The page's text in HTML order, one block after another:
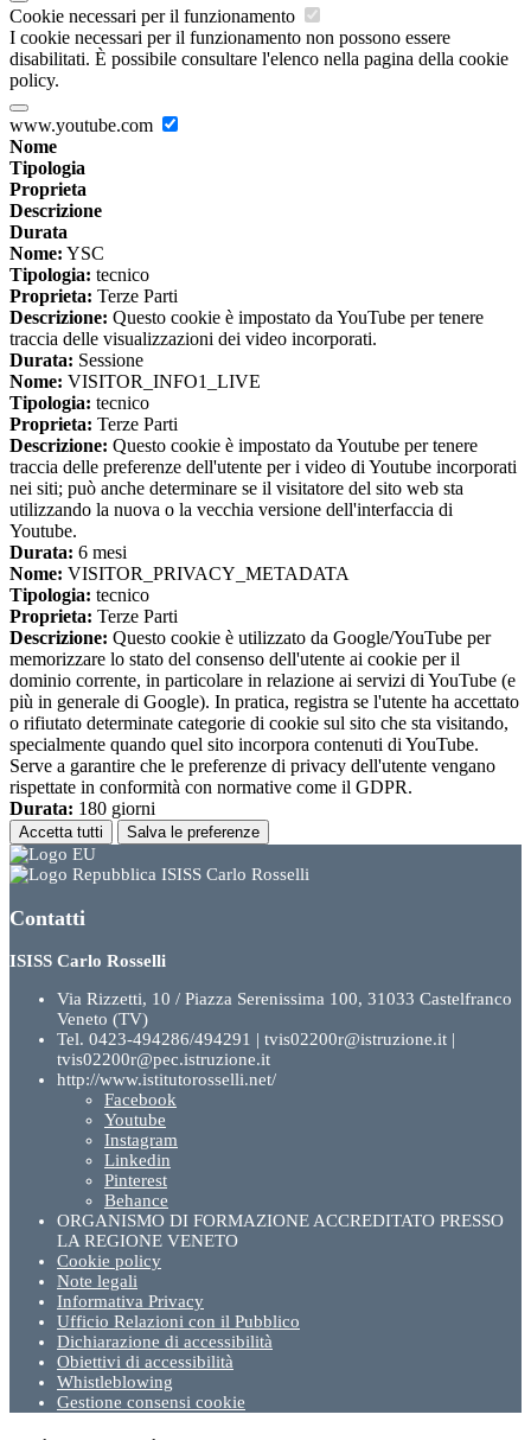
Cookie necessari per il funzionamento
I cookie necessari per il funzionamento non possono essere
disabilitati. È possibile consultare l'elenco nella pagina della cookie
policy.
www.youtube.com
Nome
Tipologia
Proprieta
Descrizione
Durata
Nome: YSC
Tipologia: tecnico
Proprieta: Terze Parti
Descrizione: Questo cookie è impostato da YouTube per tenere
traccia delle visualizzazioni dei video incorporati.
Durata: Sessione
Nome: VISITOR_INFO1_LIVE
Tipologia: tecnico
Proprieta: Terze Parti
Descrizione: Questo cookie è impostato da Youtube per tenere
traccia delle preferenze dell'utente per i video di Youtube incorporati
nei siti; può anche determinare se il visitatore del sito web sta
utilizzando la nuova o la vecchia versione dell'interfaccia di
Youtube.
Durata: 6 mesi
Nome: VISITOR_PRIVACY_METADATA
Tipologia: tecnico
Proprieta: Terze Parti
Descrizione: Questo cookie è utilizzato da Google/YouTube per
memorizzare lo stato del consenso dell'utente ai cookie per il
dominio corrente, in particolare in relazione ai servizi di YouTube (e
più in generale di Google). In pratica, registra se l'utente ha accettato
o rifiutato determinate categorie di cookie sul sito che sta visitando,
specialmente quando quel sito incorpora contenuti di YouTube.
Serve a garantire che le preferenze di privacy dell'utente vengano
rispettate in conformità con normative come il GDPR.
Durata: 180 giorni
Accetta tutti Salva le preferenze
ISISS Carlo Rosselli
Contatti
ISISS Carlo Rosselli
Via Rizzetti, 10 / Piazza Serenissima 100, 31033 Castelfranco
Veneto (TV)
Tel. 0423-494286/494291 | tvis02200r@istruzione.it |
tvis02200r@pec.istruzione.it
http://www.istitutorosselli.net/
Facebook
Youtube
Instagram
Linkedin
Pinterest
Behance
ORGANISMO DI FORMAZIONE ACCREDITATO PRESSO
LA REGIONE VENETO
Cookie policy
Note legali
Informativa Privacy
Ufficio Relazioni con il Pubblico
Dichiarazione di accessibilità
Obiettivi di accessibilità
Whistleblowing
Gestione consensi cookie